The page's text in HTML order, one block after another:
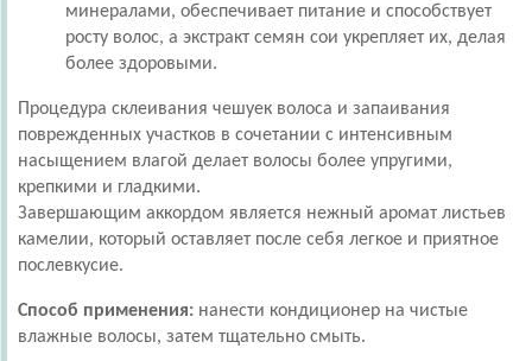
минералами, обеспечивает питание и способствует
росту волос, а экстракт семян сои укрепляет их, делая
более здоровыми.
Процедура склеивания чешуек волоса и запаивания
поврежденных участков в сочетании с интенсивным
насыщением влагой делает волосы более упругими,
крепкими и гладкими.
Завершающим аккордом является нежный аромат листьев
камелии, который оставляет после себя легкое и приятное
послевкусие.
Способ применения: нанести кондиционер на чистые
влажные волосы, затем тщательно смыть.